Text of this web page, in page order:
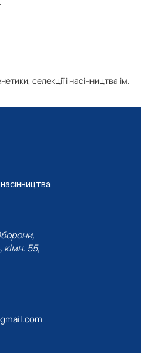
селекції і насінництва ім.
55,